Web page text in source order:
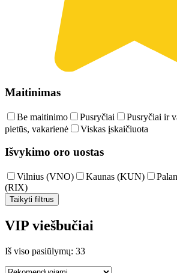
Maitinimas
Be maitinimo Pusryčiai Pusryčiai ir
pietūs, vakarienė
Viskas įskaičiuota
Išvykimo oro uostas
Vilnius (VNO) Kaunas (KUN)
(RIX)
Taikyti filtrus
VIP viešbučiai
Iš viso pasiūlymų: 33